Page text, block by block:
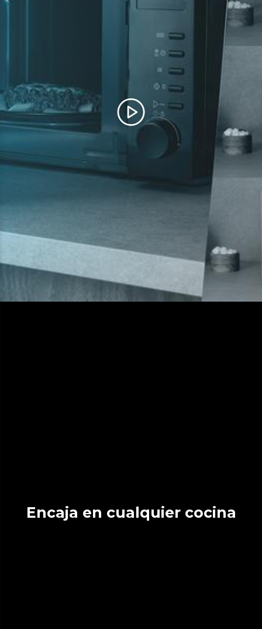
Encaja en cualquier cocina